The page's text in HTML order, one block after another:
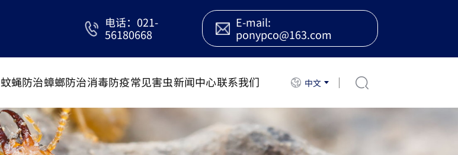
电话：021-
56180668
E-mail:
ponypco@163.com
蚊蝇防治蟑螂防治消毒防疫常见害虫新闻中心联系我们 中文